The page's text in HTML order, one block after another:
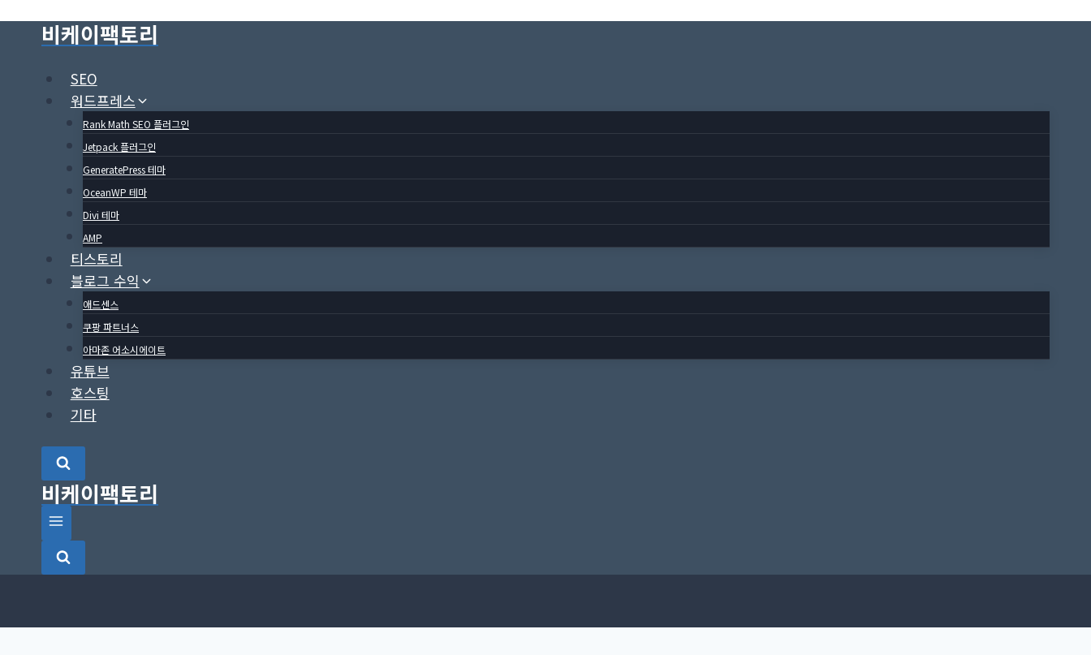
비케이팩토리
SEO
워드프레스
Rank Math SEO 플러그인
Jetpack 플러그인
GeneratePress 테마
OceanWP 테마
Divi 테마
AMP
티스토리
블로그 수익
애드센스
쿠팡 파트너스
아마존 어소시에이트
유튜브
호스팅
기타
비케이팩토리